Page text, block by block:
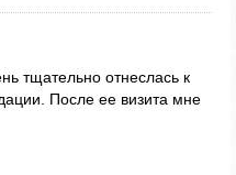
тщательно отнеслась к
После ее визита мне